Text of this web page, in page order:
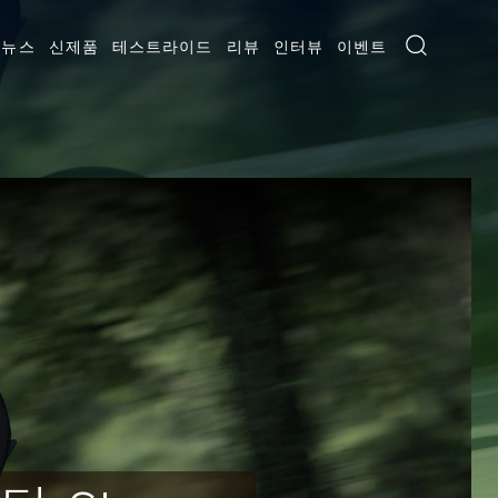
뉴스 신제품 테스트라이드 리뷰 인터뷰 이벤트